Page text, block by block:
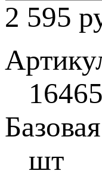
2 595
16465
шт